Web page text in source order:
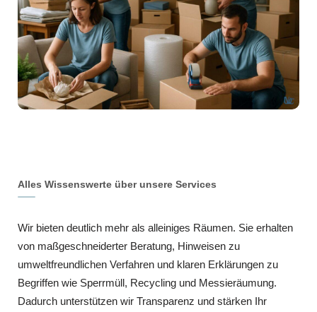
Alles Wissenswerte über unsere Services
Wir bieten deutlich mehr als alleiniges Räumen. Sie erhalten
von maßgeschneiderter Beratung, Hinweisen zu
umweltfreundlichen Verfahren und klaren Erklärungen zu
Begriffen wie Sperrmüll, Recycling und Messieräumung.
Dadurch unterstützen wir Transparenz und stärken Ihr